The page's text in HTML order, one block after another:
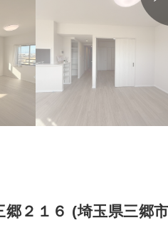
２１６ (埼玉県三郷